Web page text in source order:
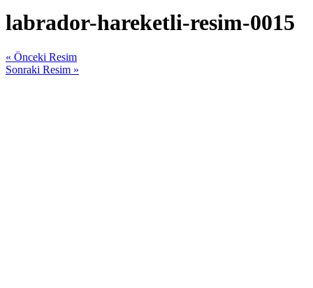
labrador-hareketli-resim-0015
« Önceki Resim
Sonraki Resim »